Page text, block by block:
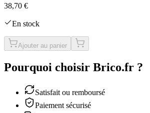
38,70 €
En stock
Ajouter au panier
Pourquoi choisir Brico.fr ?
Satisfait ou remboursé
Paiement sécurisé